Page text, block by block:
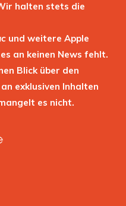
halten stets die
und weitere Apple
an keinen News fehlt.
Blick über den
exklusiven Inhalten
es nicht.